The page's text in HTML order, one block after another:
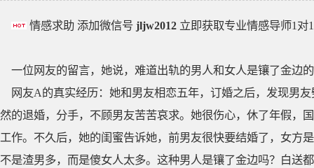
情感求助 添加微信号 jljw2012 立即获取专业情感导师1对
一位网友的留言，她说，难道出轨的男人和女人是镶了金边
网友A的真实经历：她和男友相恋五年，订婚之后，发现男
然的退婚，分手，不顾男友苦苦哀求。她很伤心，休了年假，
工作。不久后，她的闺蜜告诉她，前男友很快要结婚了，女方
不是渣男多，而是傻女人太多。这种男人是镶了金边吗？白送